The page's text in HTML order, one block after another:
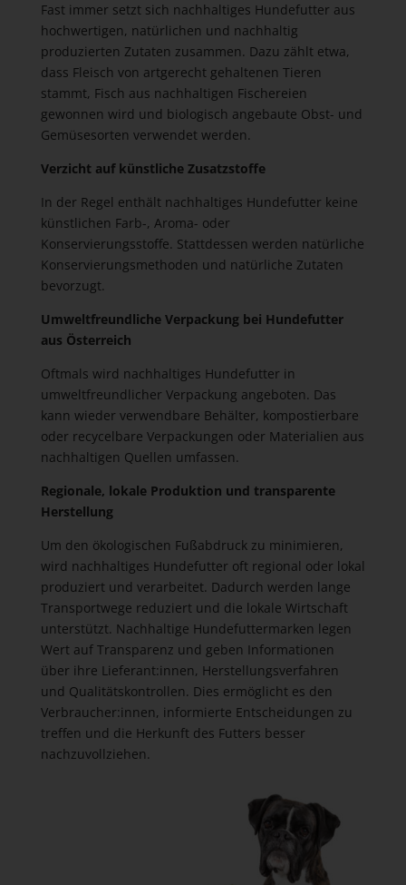
Fast immer setzt sich nachhaltiges Hundefutter aus
hochwertigen, natürlichen und nachhaltig
produzierten Zutaten zusammen. Dazu zählt etwa,
dass Fleisch von artgerecht gehaltenen Tieren
stammt, Fisch aus nachhaltigen Fischereien
gewonnen wird und biologisch angebaute Obst- und
Gemüsesorten verwendet werden.
Verzicht auf künstliche Zusatzstoffe
In der Regel enthält nachhaltiges Hundefutter keine
künstlichen Farb-, Aroma- oder
Konservierungsstoffe. Stattdessen werden natürliche
Konservierungsmethoden und natürliche Zutaten
bevorzugt.
Umweltfreundliche Verpackung bei Hundefutter
aus Österreich
Oftmals wird nachhaltiges Hundefutter in
umweltfreundlicher Verpackung angeboten. Das
kann wieder verwendbare Behälter, kompostierbare
oder recycelbare Verpackungen oder Materialien aus
nachhaltigen Quellen umfassen.
Regionale, lokale Produktion und transparente
Herstellung
Um den ökologischen Fußabdruck zu minimieren,
wird nachhaltiges Hundefutter oft regional oder lokal
produziert und verarbeitet. Dadurch werden lange
Transportwege reduziert und die lokale Wirtschaft
unterstützt. Nachhaltige Hundefuttermarken legen
Wert auf Transparenz und geben Informationen
über ihre Lieferant:innen, Herstellungsverfahren
und Qualitätskontrollen. Dies ermöglicht es den
Verbraucher:innen, informierte Entscheidungen zu
treffen und die Herkunft des Futters besser
nachzuvollziehen.